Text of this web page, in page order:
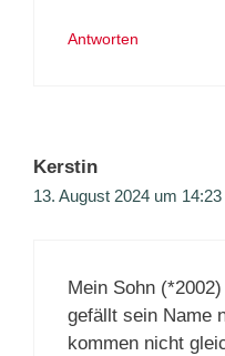
Antworten
Kerstin
13. August 2024 um
Mein Sohn
gefällt sein Name
kommen nicht